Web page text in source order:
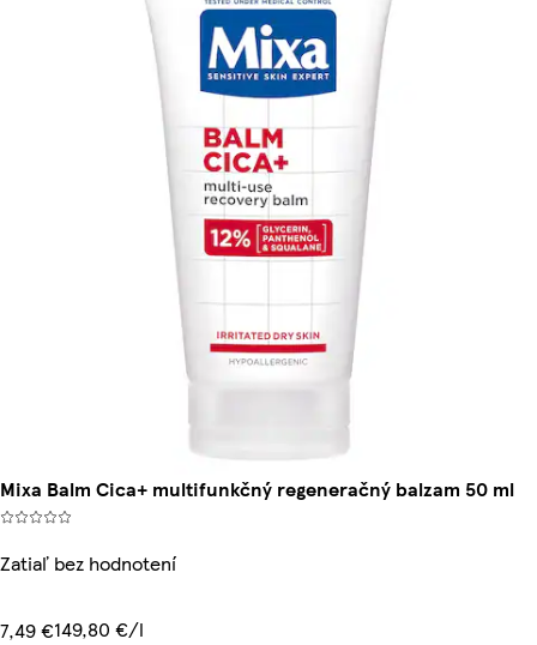
Mixa Balm Cica+ multifunkčný regeneračný balzam 50 ml
Zatiaľ bez hodnotení
7,49 €149,80 €/l